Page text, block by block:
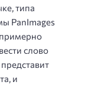
типа
PanImages
примерно
слово
и